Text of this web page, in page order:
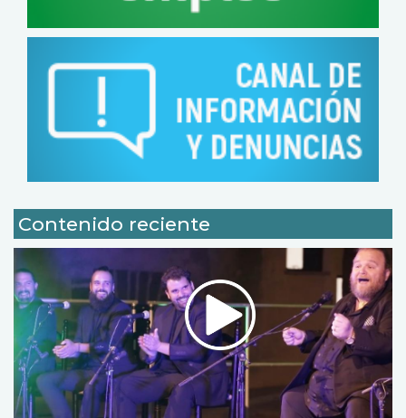
Contenido reciente